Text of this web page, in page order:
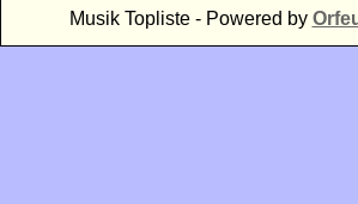
Musik Topliste - Powered by